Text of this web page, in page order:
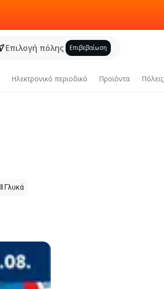
Επιλογή πόλης Επιβεβαίωση
Ηλεκτρονικό περιοδικό Προϊόντα Πόλεις
Γλυκά